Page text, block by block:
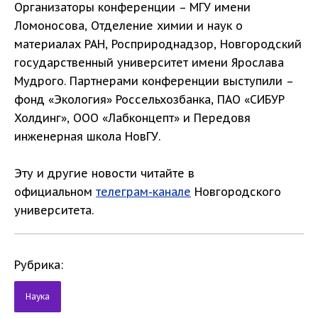
Организаторы конференции – МГУ имени
Ломоносова, Отделение химии и наук о
материалах РАН, Росприроднадзор, Новгородский
государственный университет имени Ярослава
Мудрого. Партнерами конференции выступили –
фонд «Экология» Россельхозбанка, ПАО «СИБУР
Холдинг», ООО «Лабконцепт» и Передовя
инженерная школа НовГУ.
Эту и другие новости читайте в
официальном телеграм-канале Новгородского
университета.
Рубрика:
Наука